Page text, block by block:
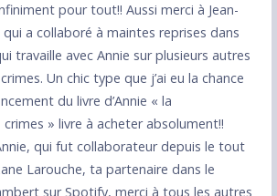
pour tout!! Aussi merci à Jean-
qui a collaboré à maintes reprises dans
travaille avec Annie sur plusieurs autres
Un chic type que j’ai eu la chance
du livre d’Annie « la
» livre à acheter absolument!!
qui fut collaborateur depuis le tout
Larouche, ta partenaire dans le
sur Spotify, merci à tous les autres